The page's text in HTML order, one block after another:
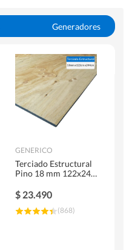
Generadores
Sierras Circulares
GENERICO
Terciado Estructural
Pino 18 mm 122x244
$ 23.490
(868)